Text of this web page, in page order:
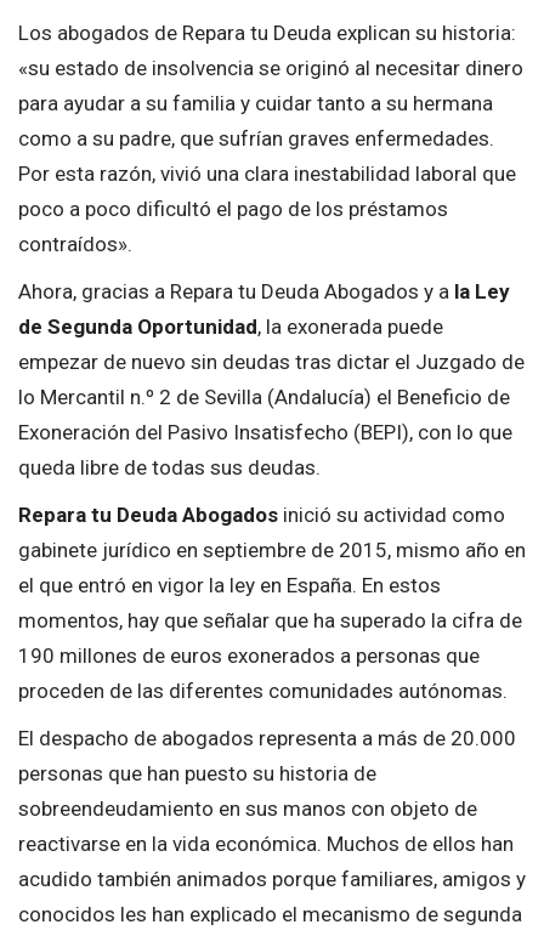
Los abogados de Repara tu Deuda explican su historia:
«su estado de insolvencia se originó al necesitar dinero
para ayudar a su familia y cuidar tanto a su hermana
como a su padre, que sufrían graves enfermedades.
Por esta razón, vivió una clara inestabilidad laboral que
poco a poco dificultó el pago de los préstamos
contraídos».
Ahora, gracias a Repara tu Deuda Abogados y a la Ley
de Segunda Oportunidad, la exonerada puede
empezar de nuevo sin deudas tras dictar el Juzgado de
lo Mercantil n.º 2 de Sevilla (Andalucía) el Beneficio de
Exoneración del Pasivo Insatisfecho (BEPI), con lo que
queda libre de todas sus deudas.
Repara tu Deuda Abogados inició su actividad como
gabinete jurídico en septiembre de 2015, mismo año en
el que entró en vigor la ley en España. En estos
momentos, hay que señalar que ha superado la cifra de
190 millones de euros exonerados a personas que
proceden de las diferentes comunidades autónomas.
El despacho de abogados representa a más de 20.000
personas que han puesto su historia de
sobreendeudamiento en sus manos con objeto de
reactivarse en la vida económica. Muchos de ellos han
acudido también animados porque familiares, amigos y
conocidos les han explicado el mecanismo de segunda